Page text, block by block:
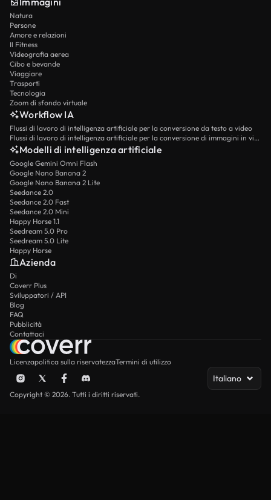
Natura
Persone
Amore e relazioni
Il Fitness
Videografia aerea
Cibo e bevande
Viaggiare
Trasporti
Tecnologia
Zoom di sfondo virtuale
Workflow IA
Flussi di lavoro di intelligenza artificiale per la conversione da testo a video
Flussi di lavoro di intelligenza artificiale per la conversione di immagini in video
Modelli di intelligenza artificiale
Google Gemini Omni Flash
Google Nano Banana 2
Google Nano Banana 2 Lite
Seedance 2.0
Seedance 2.0 Fast
Seedance 2.0 Mini
Happy Horse 1.1
Seedream 5.0 Pro
Seedream 5.0 Lite
Happy Horse
Azienda
Di
Coverr Plus
Sviluppatori / API
Blog
FAQ
Pubblicità
Contattaci
Licenzapolitica sulla riservatezzaTermini di utilizzo
Italiano
Copyright © 2026. Tutti i diritti riservati.